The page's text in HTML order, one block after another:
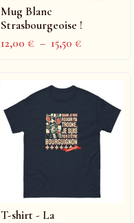
Mug Blanc
Strasbourgeoise !
12,00€ – 15,50€
T-shirt - La